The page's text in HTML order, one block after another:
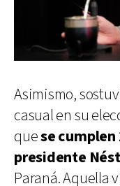
Asimismo,
casual en su
quese cumplen
presidente
Paraná. Aquella